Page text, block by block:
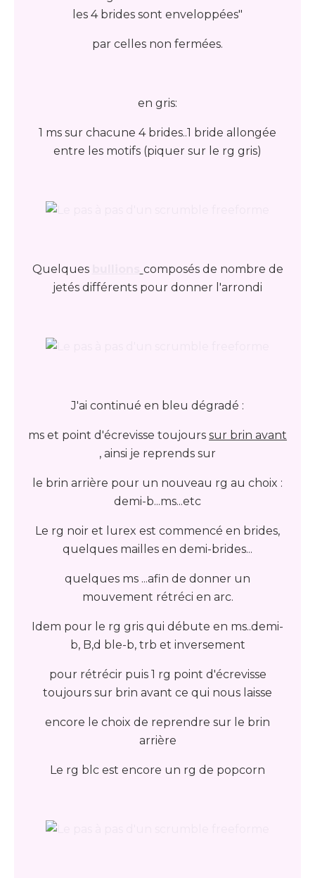
les 4 brides sont enveloppées"
par celles non fermées.
en gris:
1 ms sur chacune 4 brides..1 bride allongée
entre les motifs (piquer sur le rg gris)
Quelques
composés de nombre de
jetés différents pour donner l'arrondi
J'ai continué en bleu dégradé :
ms et point d'écrevisse toujours sur brin avant
, ainsi je reprends sur
le brin arrière pour un nouveau rg au choix :
demi-b...ms...etc
Le rg noir et lurex est commencé en brides,
quelques mailles en demi-brides...
quelques ms ...afin de donner un
mouvement rétréci en arc.
Idem pour le rg gris qui débute en ms..demi-
b, B,d ble-b, trb et inversement
pour rétrécir puis 1 rg point d'écrevisse
toujours sur brin avant ce qui nous laisse
encore le choix de reprendre sur le brin
arrière
Le rg blc est encore un rg de popcorn